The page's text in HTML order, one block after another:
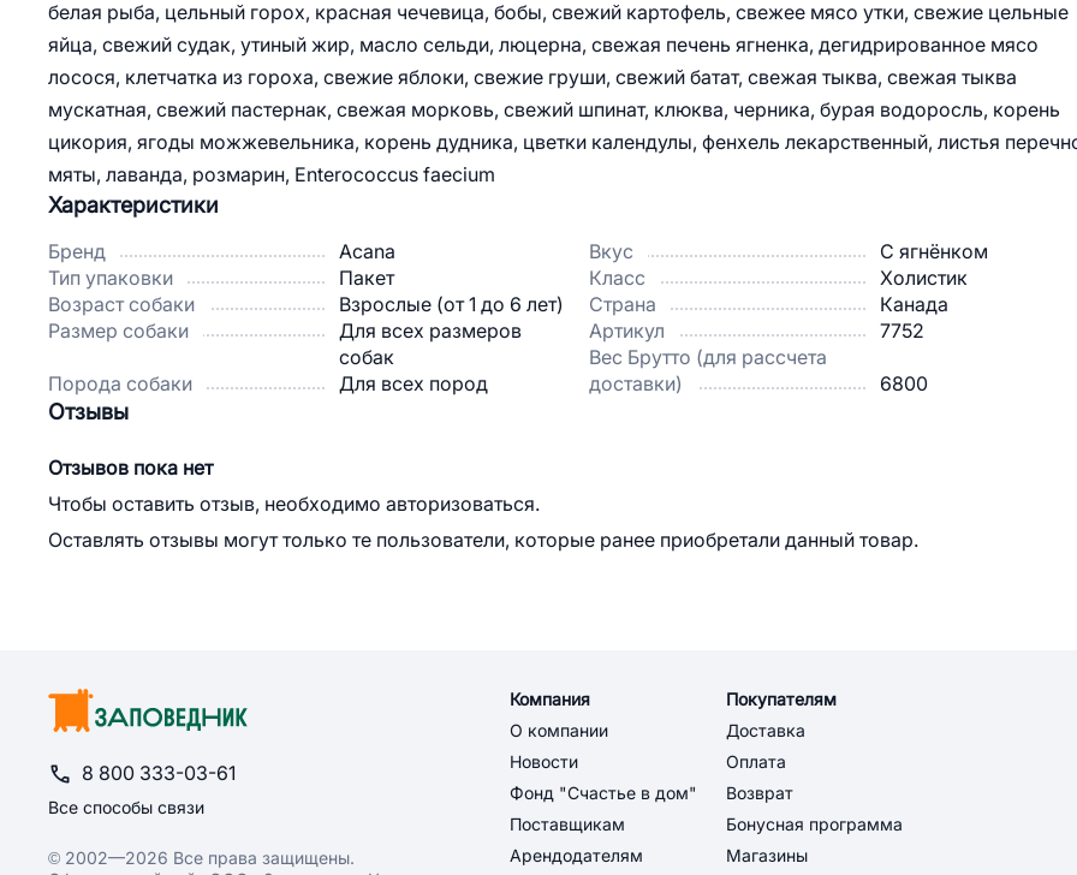
белая рыба, цельный горох, красная чечевица, бобы, свежий картофель, свежее мясо утки, свежие цельные
яйца, свежий судак, утиный жир, масло сельди, люцерна, свежая печень ягненка, дегидрированное мясо
лосося, клетчатка из гороха, свежие яблоки, свежие груши, свежий батат, свежая тыква, свежая тыква
мускатная, свежий пастернак, свежая морковь, свежий шпинат, клюква, черника, бурая водоросль, корень
цикория, ягоды можжевельника, корень дудника, цветки календулы, фенхель лекарственный, листья
мяты, лаванда, розмарин, Enterococcus faecium
Характеристики
Бренд
Acana
Тип упаковки
Пакет
Возраст собаки
Взрослые (от 1 до 6 лет)
Размер собаки
Для всех размеров
собак
Порода собаки
Для всех пород
Вкус
С ягнёнком
Класс
Холистик
Страна
Канада
Артикул
7752
Вес Брутто (для рассчета
доставки)
6800
Отзывы
Отзывов пока нет
Чтобы оставить отзыв, необходимо авторизоваться.
Оставлять отзывы могут только те пользователи, которые ранее приобретали данный товар.
8 800 333-03-61
Все способы связи
© 2002—2026 Все права защищены.
Компания
О компании
Новости
Фонд "Счастье в дом"
Поставщикам
Арендодателям
Покупателям
Доставка
Оплата
Возврат
Бонусная программа
Магазины